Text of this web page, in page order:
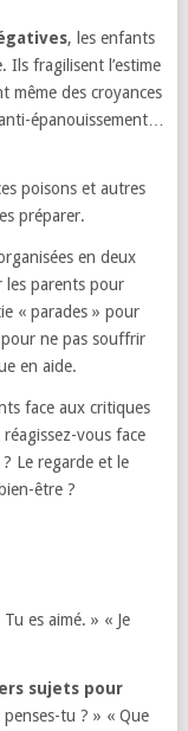
, les enfants
fragilisent l’estime
même des croyances
épanouissement…
poisons et autres
préparer.
en deux
les parents pour
« parades » pour
ne pas souffrir
en aide.
face aux critiques
vous face
Le regarde et le
être ?
Tu es aimé. » « Je
sujets pour
penses-tu ? » « Que